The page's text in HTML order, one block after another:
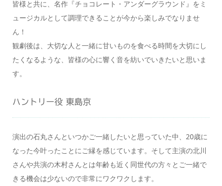
皆様と共に、名作『チョコレート・アンダーグラウンド』をミ
ュージカルとして調理できることが今から楽しみでなりませ
ん！
観劇後は、大切な人と一緒に甘いものを食べる時間を大切にし
たくなるような、皆様の心に響く音を紡いでいきたいと思いま
す。
ハントリー役 東島京
演出の石丸さんといつかご一緒したいと思っていた中、20歳に
なった今叶ったことにご縁を感じています。そして主演の北川
さんや共演の木村さんとは年齢も近く同世代の方々とご一緒で
きる機会は少ないので非常にワクワクします。